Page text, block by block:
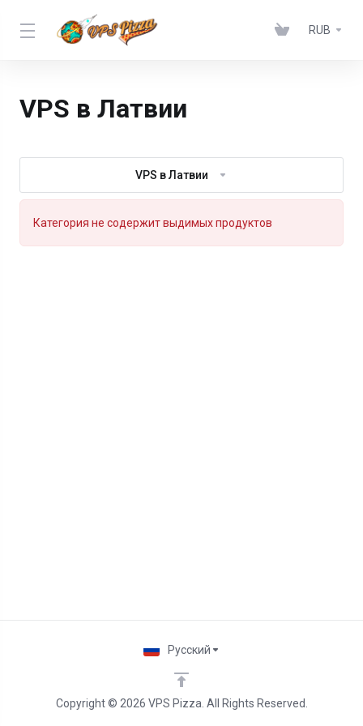
RUB
VPS в Латвии
VPS в Латвии
Категория не содержит выдимых продуктов
Copyright © 2026 VPS Pizza. All Rights Reserved.
Русский